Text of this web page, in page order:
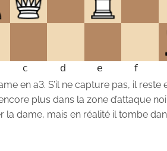
en a3. S’il ne capture pas, il
encore plus dans la zone d’attaque
la dame, mais en réalité il tombe